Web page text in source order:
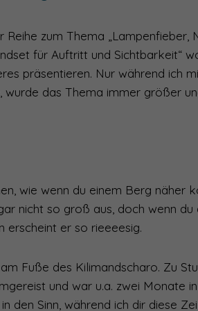
ICH BIN EIN HOCHSTAPLER!
FÜR DIE BÜHNE - ÜBER
ES KEINE FRAGE DES TALENTS IST, OB DU
MAN EIN AUTHENTISCHER SPRECHER?
Reihe zum Thema „Lampenfieber,
für Auftritt und Sichtbarkeit“
präsentieren. Nur während ich
wurde das Thema immer größer
wie wenn du einem Berg näher
nicht so groß aus, doch wenn du
erscheint er so rieeeesig.
Fuße des Kilimandscharo. Zu
und war u.a. zwei Monate
den Sinn, während ich dir diese